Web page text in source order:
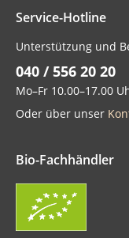
Service-Hotline
Unterstützung und
040 / 556 20 20
Mo–Fr 10.00–17.00
Oder über unser
Bio-Fachhändler